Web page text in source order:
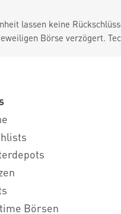
lassen keine
Börse verzögert.
Börsen